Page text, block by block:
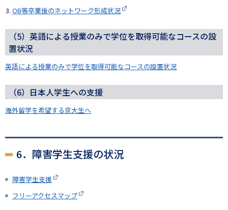
OB等卒業後のネットワーク形成状況
（5）英語による授業のみで学位を取得可能なコースの設
置状況
英語による授業のみで学位を取得可能なコースの設置状況
（6）日本人学生への支援
海外留学を希望する京大生へ
6．障害学生支援の状況
障害学生支援
フリーアクセスマップ